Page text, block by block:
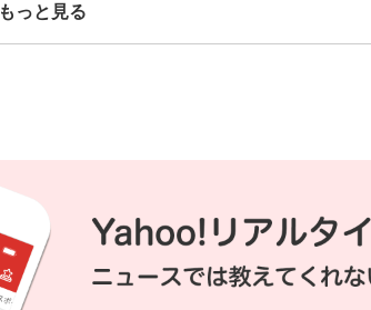
価値が上がってるんですよね…」と反応し
もっと見る